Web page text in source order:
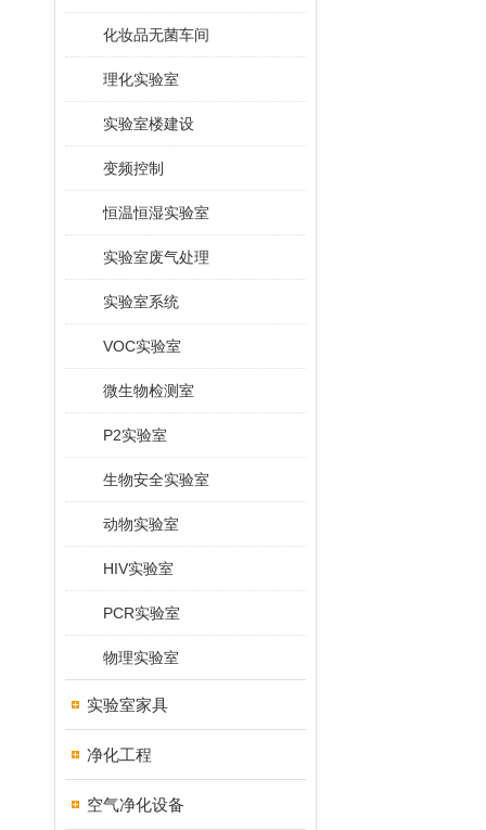
化妆品无菌车间
理化实验室
实验室楼建设
变频控制
恒温恒湿实验室
实验室废气处理
实验室系统
VOC实验室
微生物检测室
P2实验室
生物安全实验室
动物实验室
HIV实验室
PCR实验室
物理实验室
实验室家具
净化工程
空气净化设备